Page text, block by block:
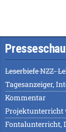
Presseschau
Leserbiefe NZZ-
Tagesanzeiger,
Kommentar
Projektunterricht
Fontalunterricht,